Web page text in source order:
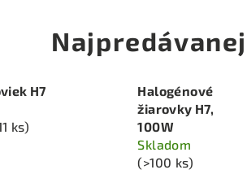
H7
ks)
Halogénové
žiarovky H7,
100W
Skladom
(>100 ks)